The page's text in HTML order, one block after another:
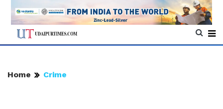
Home Crime